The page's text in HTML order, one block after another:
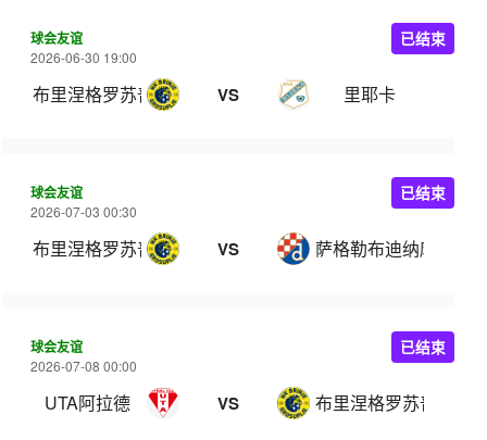
球会友谊
2026-06-30 19:00
布里涅格罗苏普列 VS 里耶卡
已结束
球会友谊
2026-07-03 00:30
布里涅格罗苏普列 VS 萨格勒布迪纳摩
已结束
球会友谊
2026-07-08 00:00
UTA阿拉德 VS 布里涅格罗苏普列
已结束